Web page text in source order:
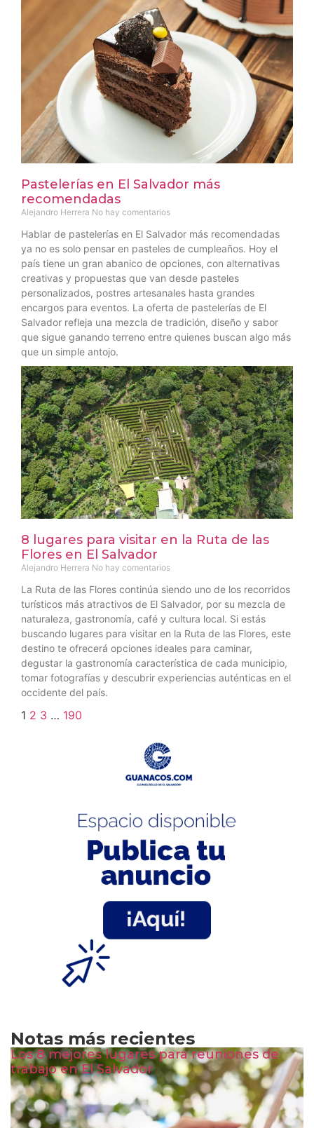
Pastelerías en El Salvador más
recomendadas
Alejandro Herrera No hay comentarios
Hablar de pastelerías en El Salvador más recomendadas
ya no es solo pensar en pasteles de cumpleaños. Hoy el
país tiene un gran abanico de opciones, con alternativas
creativas y propuestas que van desde pasteles
personalizados, postres artesanales hasta grandes
encargos para eventos. La oferta de pastelerías de El
Salvador refleja una mezcla de tradición, diseño y sabor
que sigue ganando terreno entre quienes buscan algo más
que un simple antojo.
8 lugares para visitar en la Ruta de las
Flores en El Salvador
Alejandro Herrera No hay comentarios
La Ruta de las Flores continúa siendo uno de los recorridos
turísticos más atractivos de El Salvador, por su mezcla de
naturaleza, gastronomía, café y cultura local. Si estás
buscando lugares para visitar en la Ruta de las Flores, este
destino te ofrecerá opciones ideales para caminar,
degustar la gastronomía característica de cada municipio,
tomar fotografías y descubrir experiencias auténticas en el
occidente del país.
1 2 3 … 190
Notas más recientes
Los 8 mejores lugares para reuniones de
trabajo en El Salvador